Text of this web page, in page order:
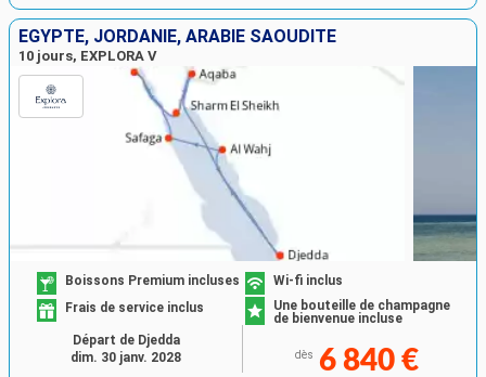
EGYPTE, JORDANIE, ARABIE SAOUDITE
10 jours, EXPLORA V
Boissons Premium incluses
Wi-fi inclus
Frais de service inclus
Une bouteille de champagne
de bienvenue incluse
dès 6 840 €
Départ de Djedda
dim. 30 janv. 2028